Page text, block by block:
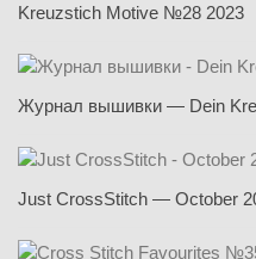
Kreuzstich Motive №28 2023
Журнал вышивки — Dein
Just CrossStitch — October